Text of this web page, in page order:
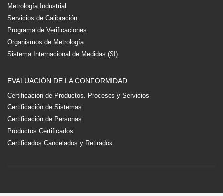
Metrología Industrial
Servicios de Calibración
Programa de Verificaciones
Organismos de Metrología
Sistema Internacional de Medidas (SI)
EVALUACIÓN DE LA CONFORMIDAD
Certificación de Productos, Procesos y Servicios
Certificación de Sistemas
Certificación de Personas
Productos Certificados
Certificados Cancelados y Retirados